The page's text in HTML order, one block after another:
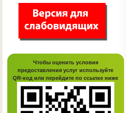
Чтобы оценить условия
предоставления услуг используйте
QR-код или перейдите по ссылке ниже